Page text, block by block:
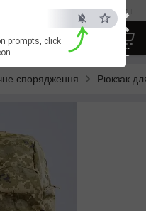
×
ESC
prompts, click
тільки від перевірених
спорядження Рюкзак